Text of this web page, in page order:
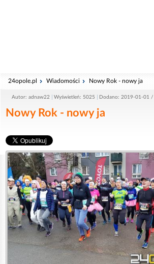
24opole.pl Wiadomości Nowy Rok - nowy ja
Autor: adnaw22 Wyświetleń: 5025 Dodano: 2019-01-01
Nowy Rok - nowy ja